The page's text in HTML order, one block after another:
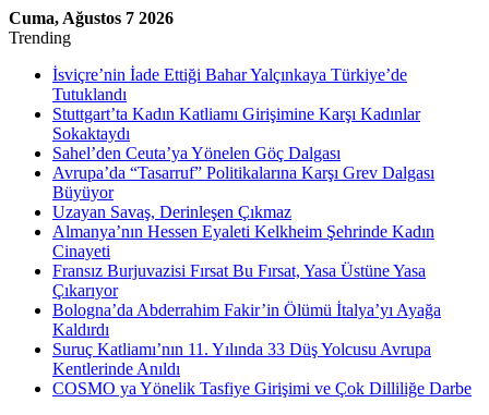
Cuma, Ağustos 7 2026
Trending
İsviçre’nin İade Ettiği Bahar Yalçınkaya Türkiye’de
Tutuklandı
Stuttgart’ta Kadın Katliamı Girişimine Karşı Kadınlar
Sokaktaydı
Sahel’den Ceuta’ya Yönelen Göç Dalgası
Avrupa’da “Tasarruf” Politikalarına Karşı Grev Dalgası
Büyüyor
Uzayan Savaş, Derinleşen Çıkmaz
Almanya’nın Hessen Eyaleti Kelkheim Şehrinde Kadın
Cinayeti
Fransız Burjuvazisi Fırsat Bu Fırsat, Yasa Üstüne Yasa
Çıkarıyor
Bologna’da Abderrahim Fakir’in Ölümü İtalya’yı Ayağa
Kaldırdı
Suruç Katliamı’nın 11. Yılında 33 Düş Yolcusu Avrupa
Kentlerinde Anıldı
COSMO ya Yönelik Tasfiye Girişimi ve Çok Dilliliğe Darbe